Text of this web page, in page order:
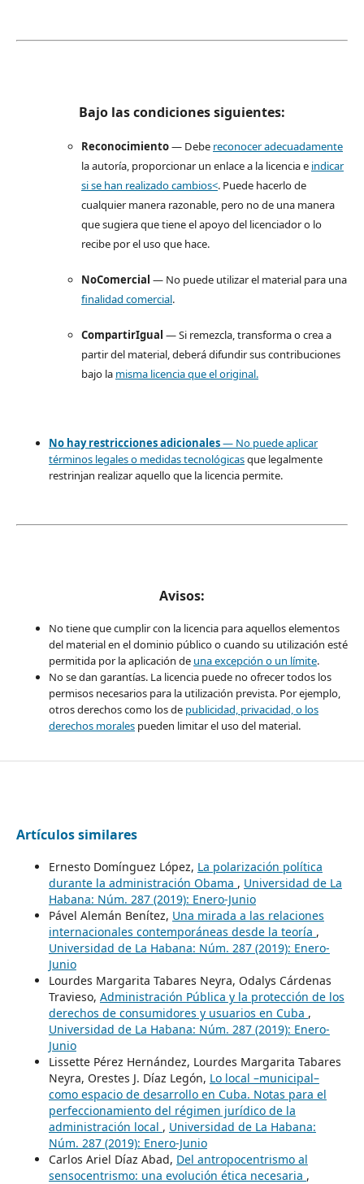
Bajo las condiciones siguientes:
Reconocimiento— Debe reconocer adecuadamente
la autoría, proporcionar un enlace a la licencia e indicar
si se han realizado cambios<. Puede hacerlo de
cualquier manera razonable, pero no de una manera
que sugiera que tiene el apoyo del licenciador o lo
recibe por el uso que hace.
NoComercial — No puede utilizar el material para una
finalidad comercial.
CompartirIgual — Si remezcla, transforma o crea a
partir del material, deberá difundir sus contribuciones
bajo la misma licencia que el original.
No hay restricciones adicionales— No puede aplicar
términos legales o medidas tecnológicasque legalmente
restrinjan realizar aquello que la licencia permite.
Avisos:
No tiene que cumplir con la licencia para aquellos elementos
del material en el dominio público o cuando su utilización esté
permitida por la aplicación de una excepción o un límite.
No se dan garantías. La licencia puede no ofrecer todos los
permisos necesarios para la utilización prevista. Por ejemplo,
otros derechos como los de publicidad, privacidad, o los
derechos moralespueden limitar el uso del material.
Artículos similares
Ernesto Domínguez López, La polarización política
durante la administración Obama , Universidad de La
Habana: Núm. 287 (2019): Enero-Junio
Pável Alemán Benítez, Una mirada a las relaciones
internacionales contemporáneas desde la teoría ,
Universidad de La Habana: Núm. 287 (2019): Enero-
Junio
Lourdes Margarita Tabares Neyra, Odalys Cárdenas
Travieso, Administración Pública y la protección de los
derechos de consumidores y usuarios en Cuba ,
Universidad de La Habana: Núm. 287 (2019): Enero-
Junio
Lissette Pérez Hernández, Lourdes Margarita Tabares
Neyra, Orestes J. Díaz Legón, Lo local –municipal–
como espacio de desarrollo en Cuba. Notas para el
perfeccionamiento del régimen jurídico de la
administración local , Universidad de La Habana:
Núm. 287 (2019): Enero-Junio
Carlos Ariel Díaz Abad, Del antropocentrismo al
sensocentrismo: una evolución ética necesaria ,